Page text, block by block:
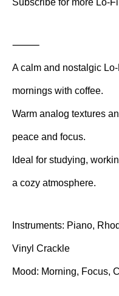
Subscribe for more Lo-
⸻
A calm and nostalgic
mornings with coffee.
Warm analog textures
peace and focus.
Ideal for studying,
a cozy atmosphere.
Instruments: Piano,
Vinyl Crackle
Mood: Morning, Focus,